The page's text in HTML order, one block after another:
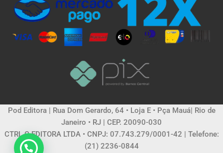
Pod Editora | Rua Dom Gerardo, 64 • Loja E • Pça Mauá| Rio de
Janeiro • RJ | CEP. 20090-030
CTRL C EDITORA LTDA • CNPJ: 07.743.279/0001-42 | Telefone:
(21) 2236-0844